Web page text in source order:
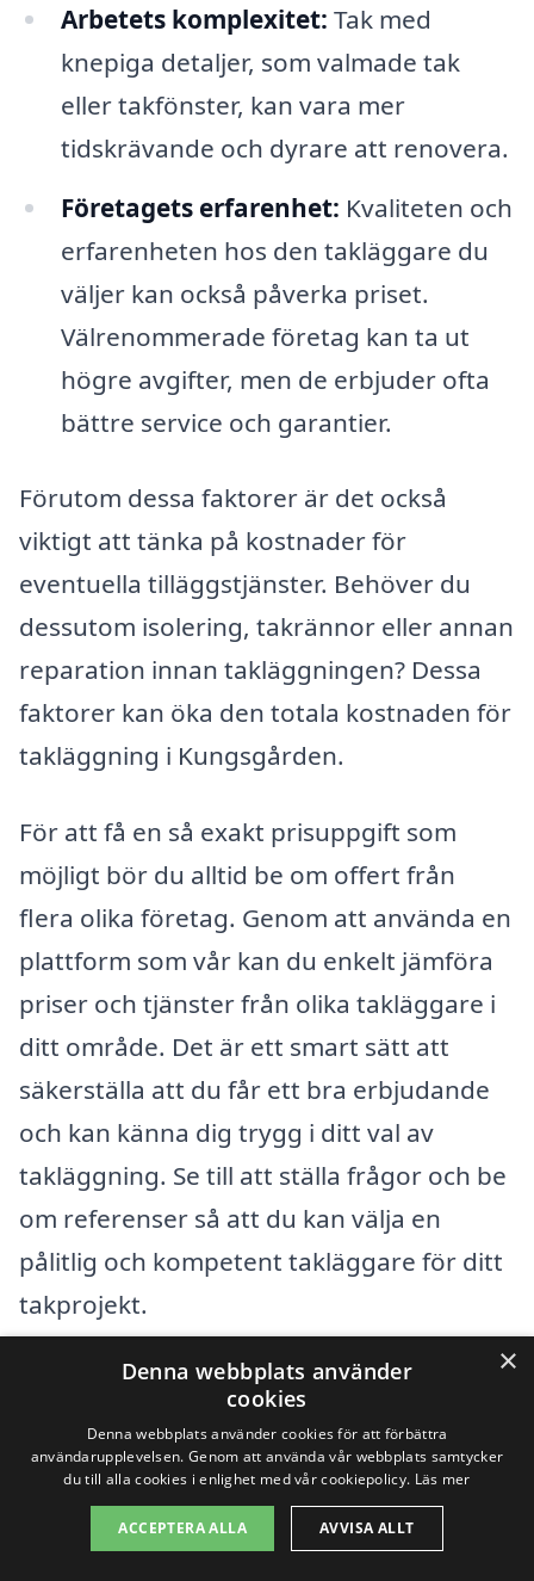
Arbetets komplexitet: Tak med
knepiga detaljer, som valmade tak
eller takfönster, kan vara mer
tidskrävande och dyrare att renovera.
Företagets erfarenhet: Kvaliteten och
erfarenheten hos den takläggare du
väljer kan också påverka priset.
Välrenommerade företag kan ta ut
högre avgifter, men de erbjuder ofta
bättre service och garantier.
Förutom dessa faktorer är det också
viktigt att tänka på kostnader för
eventuella tilläggstjänster. Behöver du
dessutom isolering, takrännor eller annan
reparation innan takläggningen? Dessa
faktorer kan öka den totala kostnaden för
takläggning i Kungsgården.
För att få en så exakt prisuppgift som
möjligt bör du alltid be om offert från
flera olika företag. Genom att använda en
plattform som vår kan du enkelt jämföra
priser och tjänster från olika takläggare i
ditt område. Det är ett smart sätt att
säkerställa att du får ett bra erbjudande
och kan känna dig trygg i ditt val av
takläggning. Se till att ställa frågor och be
om referenser så att du kan välja en
pålitlig och kompetent takläggare för ditt
takprojekt.
Få 3 erbjudanden, gratis och utan
förpliktelser
Sök efter en
×
Denna webbplats använder
cookies
Denna webbplats använder cookies för att förbättra
användarupplevelsen. Genom att använda vår webbplats samtycker
du till alla cookies i enlighet med vår cookiepolicy. Läs mer
ACCEPTERA ALLA AVVISA ALLT